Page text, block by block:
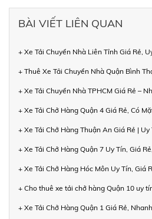
BÀI VIẾT LIÊN QUAN
+ Xe Tải Chuyển Nhà Liên Tỉnh Giá Rẻ,
+ Thuê Xe Tải Chuyển Nhà Quận Bình
+ Xe Tải Chuyển Nhà TPHCM Giá Rẻ –
+ Xe Tải Chở Hàng Quận 4 Giá Rẻ, Có
+ Xe Tải Chở Hàng Thuận An Giá Rẻ | Uy
+ Xe Tải Chở Hàng Quận 7 Uy Tín, Giá
+ Xe Tải Chở Hàng Hóc Môn Uy Tín, Giá
+ Cho thuê xe tải chở hàng Quận 10 uy
+ Xe Tải Chở Hàng Quận 1 Giá Rẻ,